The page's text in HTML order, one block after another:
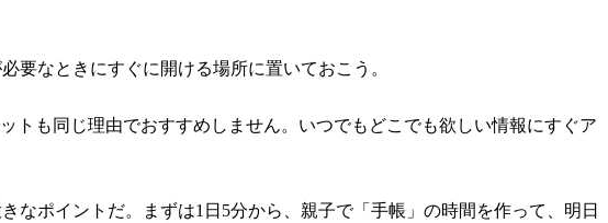
要なときにすぐに開ける場所に置いておこう。
トも同じ理由でおすすめしません。いつでもどこでも欲しい情報にすぐア
ポイントだ。まずは1日5分から、親子で「手帳」の時間を作って、明日